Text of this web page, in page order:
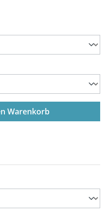
Wert
Warenkorb